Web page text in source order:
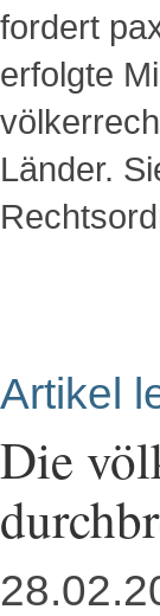
fordert
erfolgte
Länder.
Artikel
Die